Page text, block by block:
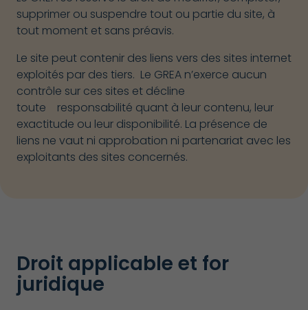
supprimer ou suspendre tout ou partie du site, à
tout moment et sans préavis.
Le site peut contenir des liens vers des sites internet
exploités par des tiers. Le GREA n’exerce aucun
contrôle sur ces sites et décline
toute responsabilité quant à leur contenu, leur
exactitude ou leur disponibilité. La présence de
liens ne vaut ni approbation ni partenariat avec les
exploitants des sites concernés.
Droit applicable et for
juridique